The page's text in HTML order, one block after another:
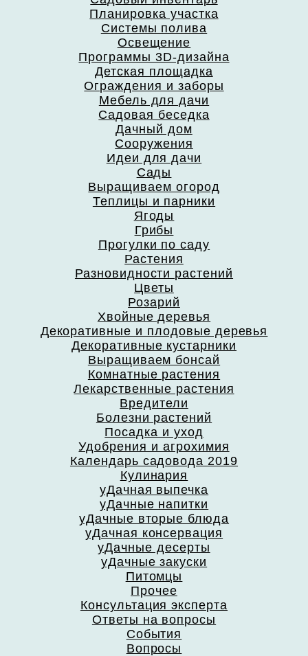
Планировка участка
Системы полива
Освещение
Программы 3D-дизайна
Детская площадка
Ограждения и заборы
Мебель для дачи
Садовая беседка
Дачный дом
Сооружения
Идеи для дачи
Сады
Выращиваем огород
Теплицы и парники
Ягоды
Грибы
Прогулки по саду
Растения
Разновидности растений
Цветы
Розарий
Хвойные деревья
Декоративные и плодовые деревья
Декоративные кустарники
Выращиваем бонсай
Комнатные растения
Лекарственные растения
Вредители
Болезни растений
Посадка и уход
Удобрения и агрохимия
Календарь садовода 2019
Кулинария
уДачная выпечка
уДачные напитки
уДачные вторые блюда
уДачная консервация
уДачные десерты
уДачные закуски
Питомцы
Прочее
Консультация эксперта
Ответы на вопросы
События
Вопросы